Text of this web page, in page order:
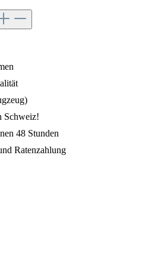
Schweiz!
48 Stunden
Ratenzahlung